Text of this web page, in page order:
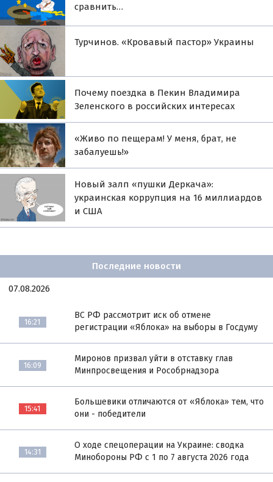
сравнить…
Турчинов. «Кровавый пастор» Украины
Почему поездка в Пекин Владимира
Зеленского в российских интересах
«Живо по пещерам! У меня, брат, не
забалуешь!»
Новый залп «пушки Деркача»:
украинская коррупция на 16 миллиардов
и США
Последние новости
07.08.2026
16:21
ВС РФ рассмотрит иск об отмене
регистрации «Яблока» на выборы в Госдуму
16:09
Миронов призвал уйти в отставку глав
Минпросвещения и Рособрнадзора
15:41
Большевики отличаются от «Яблока» тем, что
они - победители
14:31
О ходе спецоперации на Украине: сводка
Минобороны РФ с 1 по 7 августа 2026 года